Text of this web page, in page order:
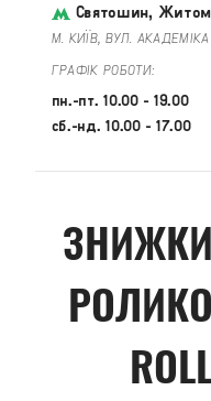
Святошин,
М. КИЇВ, ВУЛ.
ГРАФІК РОБОТИ:
пн.-пт. 10.00 - 19.00
сб.-нд. 10.00 - 17.00